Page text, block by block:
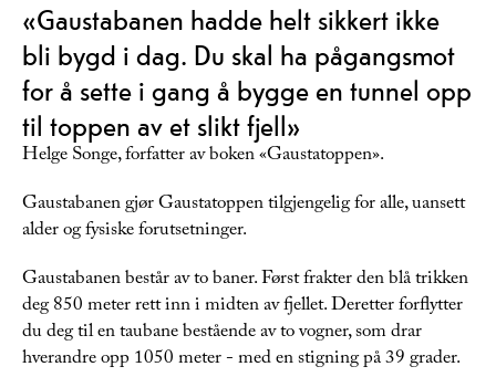
«Gaustabanen hadde helt sikkert ikke
bli bygd i dag. Du skal ha pågangsmot
for å sette i gang å bygge en tunnel opp
til toppen av et slikt fjell»
Helge Songe, forfatter av boken «Gaustatoppen».
Gaustabanen gjør Gaustatoppen tilgjengelig for alle, uansett
alder og fysiske forutsetninger.
Gaustabanen består av to baner. Først frakter den blå trikken
deg 850 meter rett inn i midten av fjellet. Deretter forflytter
du deg til en taubane bestående av to vogner, som drar
hverandre opp 1050 meter - med en stigning på 39 grader.